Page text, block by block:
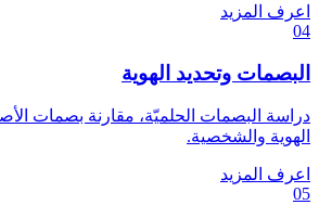
اعرف المزيد
04
البصمات وتحديد الهوية
دراسة البصمات الحلميّة، مقارنة بصمات
الهوية والشخصية.
اعرف المزيد
05